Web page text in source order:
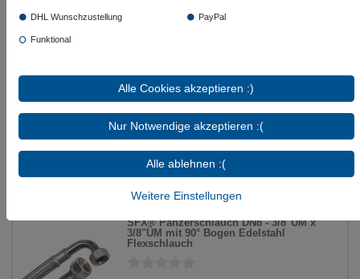
Diese Artikel könnten Sie auch interessieren:
ab 20,09 € *
Artikel anzeigen
SFX® Panzerschlauch DN8 - 3/8"ÜM x
3/8"ÜM mit 90° Bogen Edelstahl
Flexschlauch
DHL Wunschzustellung PayPal
Funktional
Alle Cookies akzeptieren :)
Nur Notwendige akzeptieren :(
Alle ablehnen :(
Weitere Einstellungen